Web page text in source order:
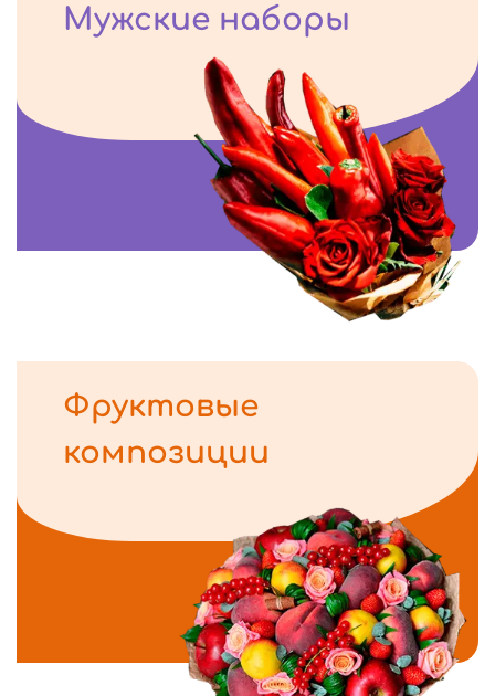
Мужские наборы
Фруктовые
композиции